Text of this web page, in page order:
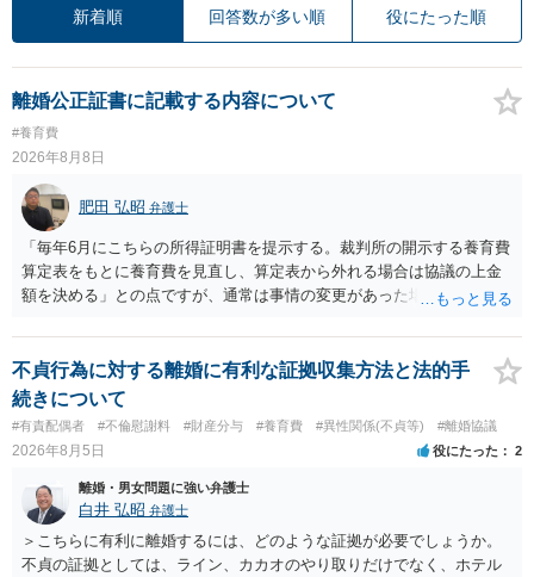
新着順 回答数が多い順 役にたった順
離婚公正証書に記載する内容について
#養育費
2026年8月8日
肥田 弘昭 弁護士
「毎年6月にこちらの所得証明書を提示する。裁判所の開示する養育費
算定表をもとに養育費を見直し、算定表から外れる場合は協議の上金
額を決める」との点ですが、通常は事情の変更があった場合に変更し
来なかった事情の変更により双方協議の上増減出来る」と「通知義務
に勤務先」が含まれているので、私に収入が入った事は相手に通知が
行く事になり、上記のような文言が無くても養育費の見直しは適宜出
来るかと思うのですが違うのでしょうか？との点はそのとおりかと思
います。養育費は事情の変更があった場合に変更するので毎年見直す
ことはあまりないです。ご参考にしてください。
不貞行為に対する離婚に有利な証拠収集方法と法的手
続きについて
#有責配偶者 #不倫慰謝料 #財産分与 #養育費 #異性関係(不貞等) #離婚協議
2026年8月5日 役にたった 2
離婚・男女問題に強い弁護士
白井 弘昭 弁護士
＞こちらに有利に離婚するには、どのような証拠が必要でしょうか。
不貞の証拠としては、ライン、カカオのやり取りだけでなく、ホテル